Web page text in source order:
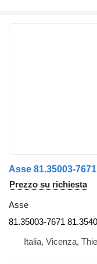
Asse 81.35003-
Prezzo su richiesta
Asse
81.35003-7671
Italia, Vicenza,